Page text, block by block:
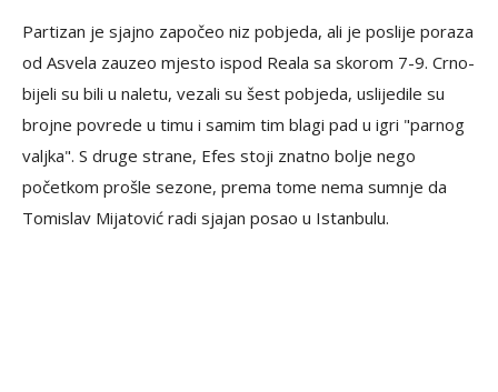
Partizan je sjajno započeo niz pobjeda, ali je poslije poraza
od Asvela zauzeo mjesto ispod Reala sa skorom 7-9. Crno-
bijeli su bili u naletu, vezali su šest pobjeda, uslijedile su
brojne povrede u timu i samim tim blagi pad u igri "parnog
valjka". S druge strane, Efes stoji znatno bolje nego
početkom prošle sezone, prema tome nema sumnje da
Tomislav Mijatović radi sjajan posao u Istanbulu.